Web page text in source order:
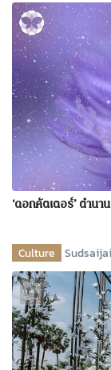
‘ดอกคัตเตอร์’ ตำน
Culture Sudsaijai